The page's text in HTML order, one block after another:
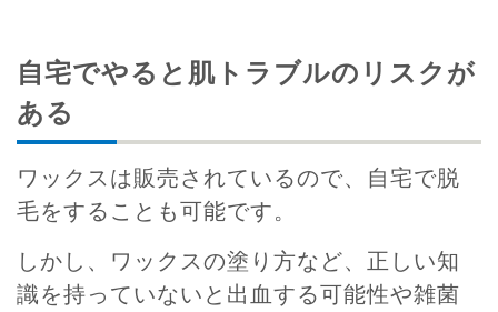
自宅でやると肌トラブルのリスクが
ある
ワックスは販売されているので、自宅で脱
毛をすることも可能です。
しかし、ワックスの塗り方など、正しい知
識を持っていないと出血する可能性や雑菌